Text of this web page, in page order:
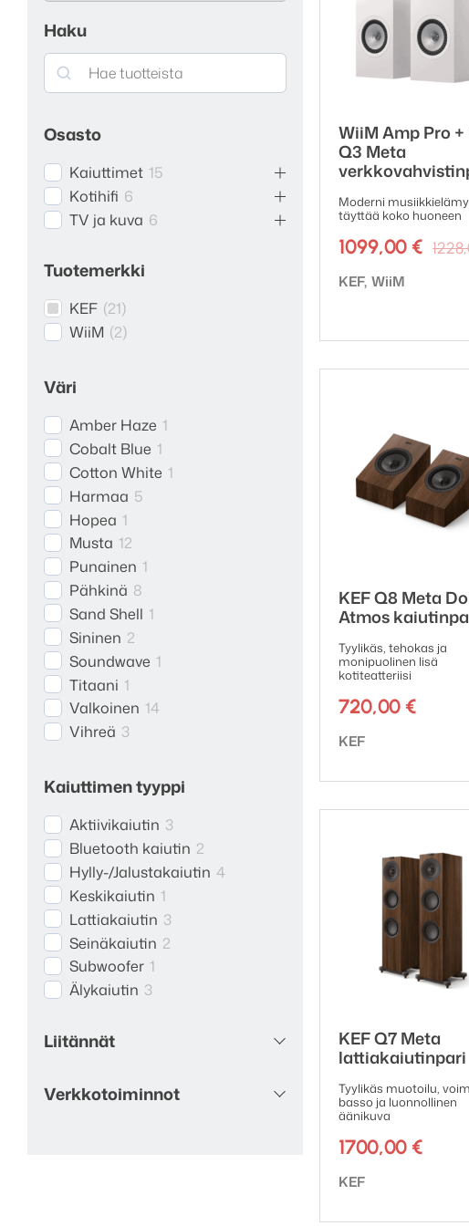
Haku
Search
Osasto
Kaiuttimet 15
Kotihifi 6
TV ja kuva 6
Tuotemerkki
KEF (21)
WiiM (2)
Väri
Amber Haze 1
Cobalt Blue 1
Cotton White 1
Harmaa 5
Hopea 1
Musta 12
Punainen 1
Pähkinä 8
Sand Shell 1
Sininen 2
Soundwave 1
Titaani 1
Valkoinen 14
Vihreä 3
Kaiuttimen tyyppi
Aktiivikaiutin 3
Bluetooth kaiutin 2
Hylly-/Jalustakaiutin 4
Keskikaiutin 1
Lattiakaiutin 3
Seinäkaiutin 2
Subwoofer 1
Älykaiutin 3
Liitännät
Verkkotoiminnot
WiiM Amp Pro +
Q3 Meta
Moderni
täyttää koko huoneen
1099,00 €
Tuotemerkki:
KEF WiiM
KEF Q8 Meta
Atmos
Tyylikäs, tehokas ja
monipuolinen lisä
kotiteatteriisi
720,00 €
Tuotemerkki:
KEF
KEF Q7 Meta
lattiakaiutinpari
Tyylikäs muotoilu,
basso ja luonnollinen
äänikuva
1700,00 €
Tuotemerkki:
KEF